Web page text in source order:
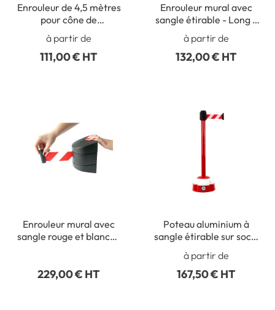
Enrouleur de 4,5 mètres
pour cône de
signalisation
à partir de
111,00 € HT
Enrouleur mural avec
sangle étirable - Long 5
à partir de
132,00 € HT
Enrouleur mural avec
sangle rouge et blanche
229,00 € HT
Poteau aluminium à
sangle étirable sur socle
balise - Gamme STRAP
à partir de
167,50 € HT